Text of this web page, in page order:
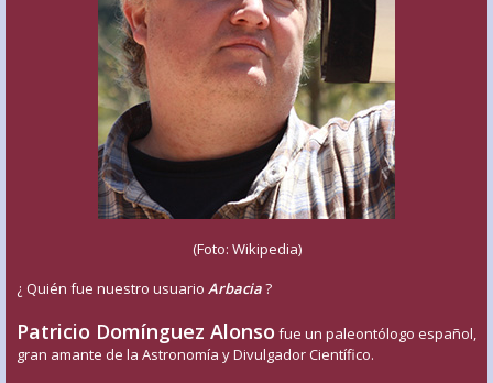
(Foto: Wikipedia)
¿ Quién fue nuestro usuario Arbacia?
Patricio Domínguez Alonso fue un paleontólogo español,
gran amante de la Astronomía y Divulgador Científico.